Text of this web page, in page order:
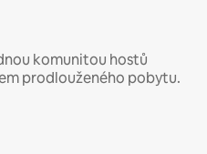
komunitou hostů
prodlouženého pobytu.